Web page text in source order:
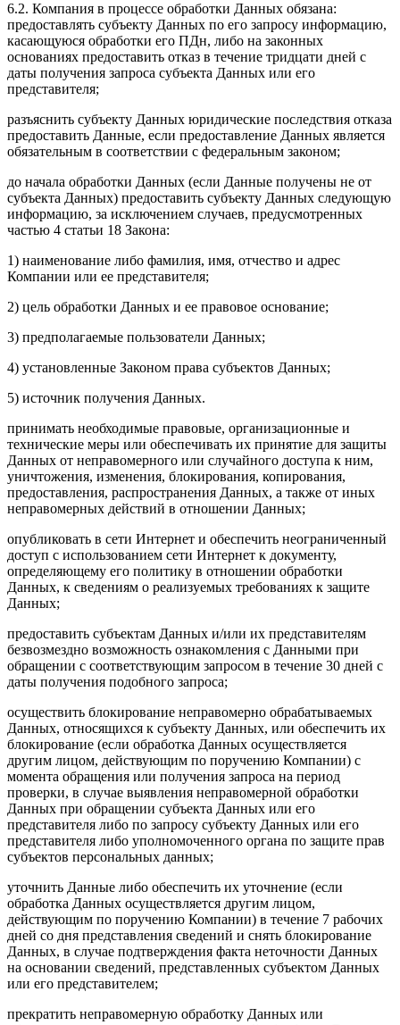
6.2. Компания в процессе обработки Данных обязана:
предоставлять субъекту Данных по его запросу информацию,
касающуюся обработки его ПДн, либо на законных
основаниях предоставить отказ в течение тридцати дней с
даты получения запроса субъекта Данных или его
представителя;
разъяснить субъекту Данных юридические последствия отказа
предоставить Данные, если предоставление Данных является
обязательным в соответствии с федеральным законом;
до начала обработки Данных (если Данные получены не от
субъекта Данных) предоставить субъекту Данных следующую
информацию, за исключением случаев, предусмотренных
частью 4 статьи 18 Закона:
1) наименование либо фамилия, имя, отчество и адрес
Компании или ее представителя;
2) цель обработки Данных и ее правовое основание;
3) предполагаемые пользователи Данных;
4) установленные Законом права субъектов Данных;
5) источник получения Данных.
принимать необходимые правовые, организационные и
технические меры или обеспечивать их принятие для защиты
Данных от неправомерного или случайного доступа к ним,
уничтожения, изменения, блокирования, копирования,
предоставления, распространения Данных, а также от иных
неправомерных действий в отношении Данных;
опубликовать в сети Интернет и обеспечить неограниченный
доступ с использованием сети Интернет к документу,
определяющему его политику в отношении обработки
Данных, к сведениям о реализуемых требованиях к защите
Данных;
предоставить субъектам Данных и/или их представителям
безвозмездно возможность ознакомления с Данными при
обращении с соответствующим запросом в течение 30 дней с
даты получения подобного запроса;
осуществить блокирование неправомерно обрабатываемых
Данных, относящихся к субъекту Данных, или обеспечить их
блокирование (если обработка Данных осуществляется
другим лицом, действующим по поручению Компании) с
момента обращения или получения запроса на период
проверки, в случае выявления неправомерной обработки
Данных при обращении субъекта Данных или его
представителя либо по запросу субъекту Данных или его
представителя либо уполномоченного органа по защите прав
субъектов персональных данных;
уточнить Данные либо обеспечить их уточнение (если
обработка Данных осуществляется другим лицом,
действующим по поручению Компании) в течение 7 рабочих
дней со дня представления сведений и снять блокирование
Данных, в случае подтверждения факта неточности Данных
на основании сведений, представленных субъектом Данных
или его представителем;
прекратить неправомерную обработку Данных или